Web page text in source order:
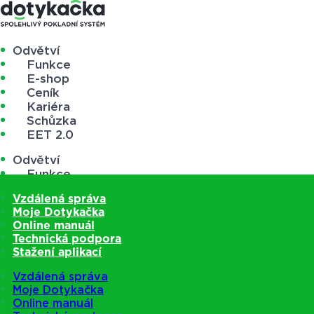
Odvětví
Funkce
E-shop
Ceník
Kariéra
Schůzka
EET 2.0
Odvětví
Funkce
Ceník
Kariéra
Schůzka
EET 2.0
Vzdálená správa
Moje Dotykačka
Online manuál
Technická podpora
Stažení aplikací
Vzdálená správa
Moje Dotykačka
Online manuál